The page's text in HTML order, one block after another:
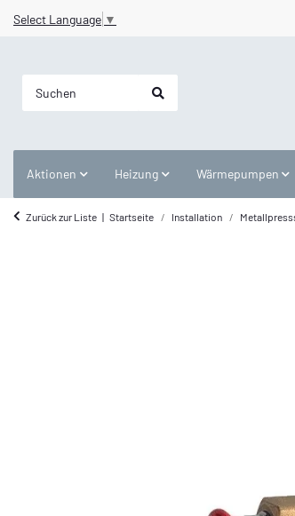
Select Language ▼
Aktionen Heizung Wärmepumpen
Zurück zur Liste Startseite Installation